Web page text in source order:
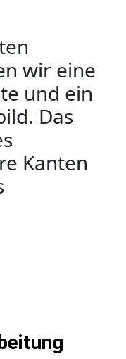
wir eine
und ein
Das
Kanten